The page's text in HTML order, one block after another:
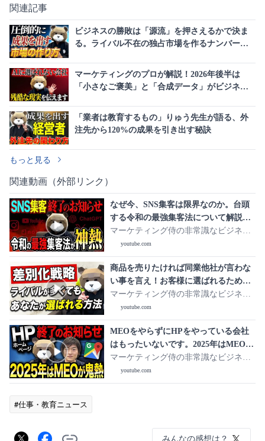
関連記事
ビジネスの勝敗は「源流」を押さえるかで決ま
る。ライバル不在の独占市場を作るナンバーワ
マーケティングのプロが解説！2026年後半は
「小さなご褒美」と「合成データ」がビジネス
「業者は教育するもの」りゅう先生が語る、外
注先から120%の成果を引き出す秘訣
もっと見る
関連動画（外部リンク）
なぜ今、SNS集客は限界なのか。台頭
する令和の最強集客法について解説し
ます。
マーケティング侍の非常識なビジネス
youtube.com
商品を売りたければ同業他社が言わな
い事を言え！お客様に選ばれるために
最も簡単に差別化する方法7選
マーケティング侍の非常識なビジネス
youtube.com
MEOをやらずにHPをやっている会社
はもったいないです。2025年はMEOを
やっている会社が勝てます
マーケティング侍の非常識なビジネス
youtube.com
#仕事・教育ニュース
みんなの感想は？